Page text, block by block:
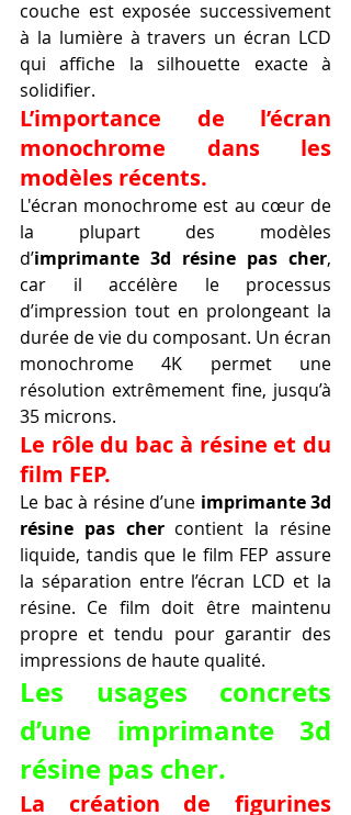
couche est exposée successivement
à la lumière à travers un écran LCD
qui affiche la silhouette exacte à
solidifier.
L’importance de l’écran
monochrome dans les
modèles récents.
L'écran monochrome est au cœur de
la plupart des modèles
d’imprimante 3d résine pas cher,
car il accélère le processus
d’impression tout en prolongeant la
durée de vie du composant. Un écran
monochrome 4K permet une
résolution extrêmement fine, jusqu’à
35 microns.
Le rôle du bac à résine et du
film FEP.
Le bac à résine d’une imprimante 3d
résine pas cher contient la résine
liquide, tandis que le film FEP assure
la séparation entre l’écran LCD et la
résine. Ce film doit être maintenu
propre et tendu pour garantir des
impressions de haute qualité.
Les usages concrets
d’une imprimante 3d
résine pas cher.
La création de figurines